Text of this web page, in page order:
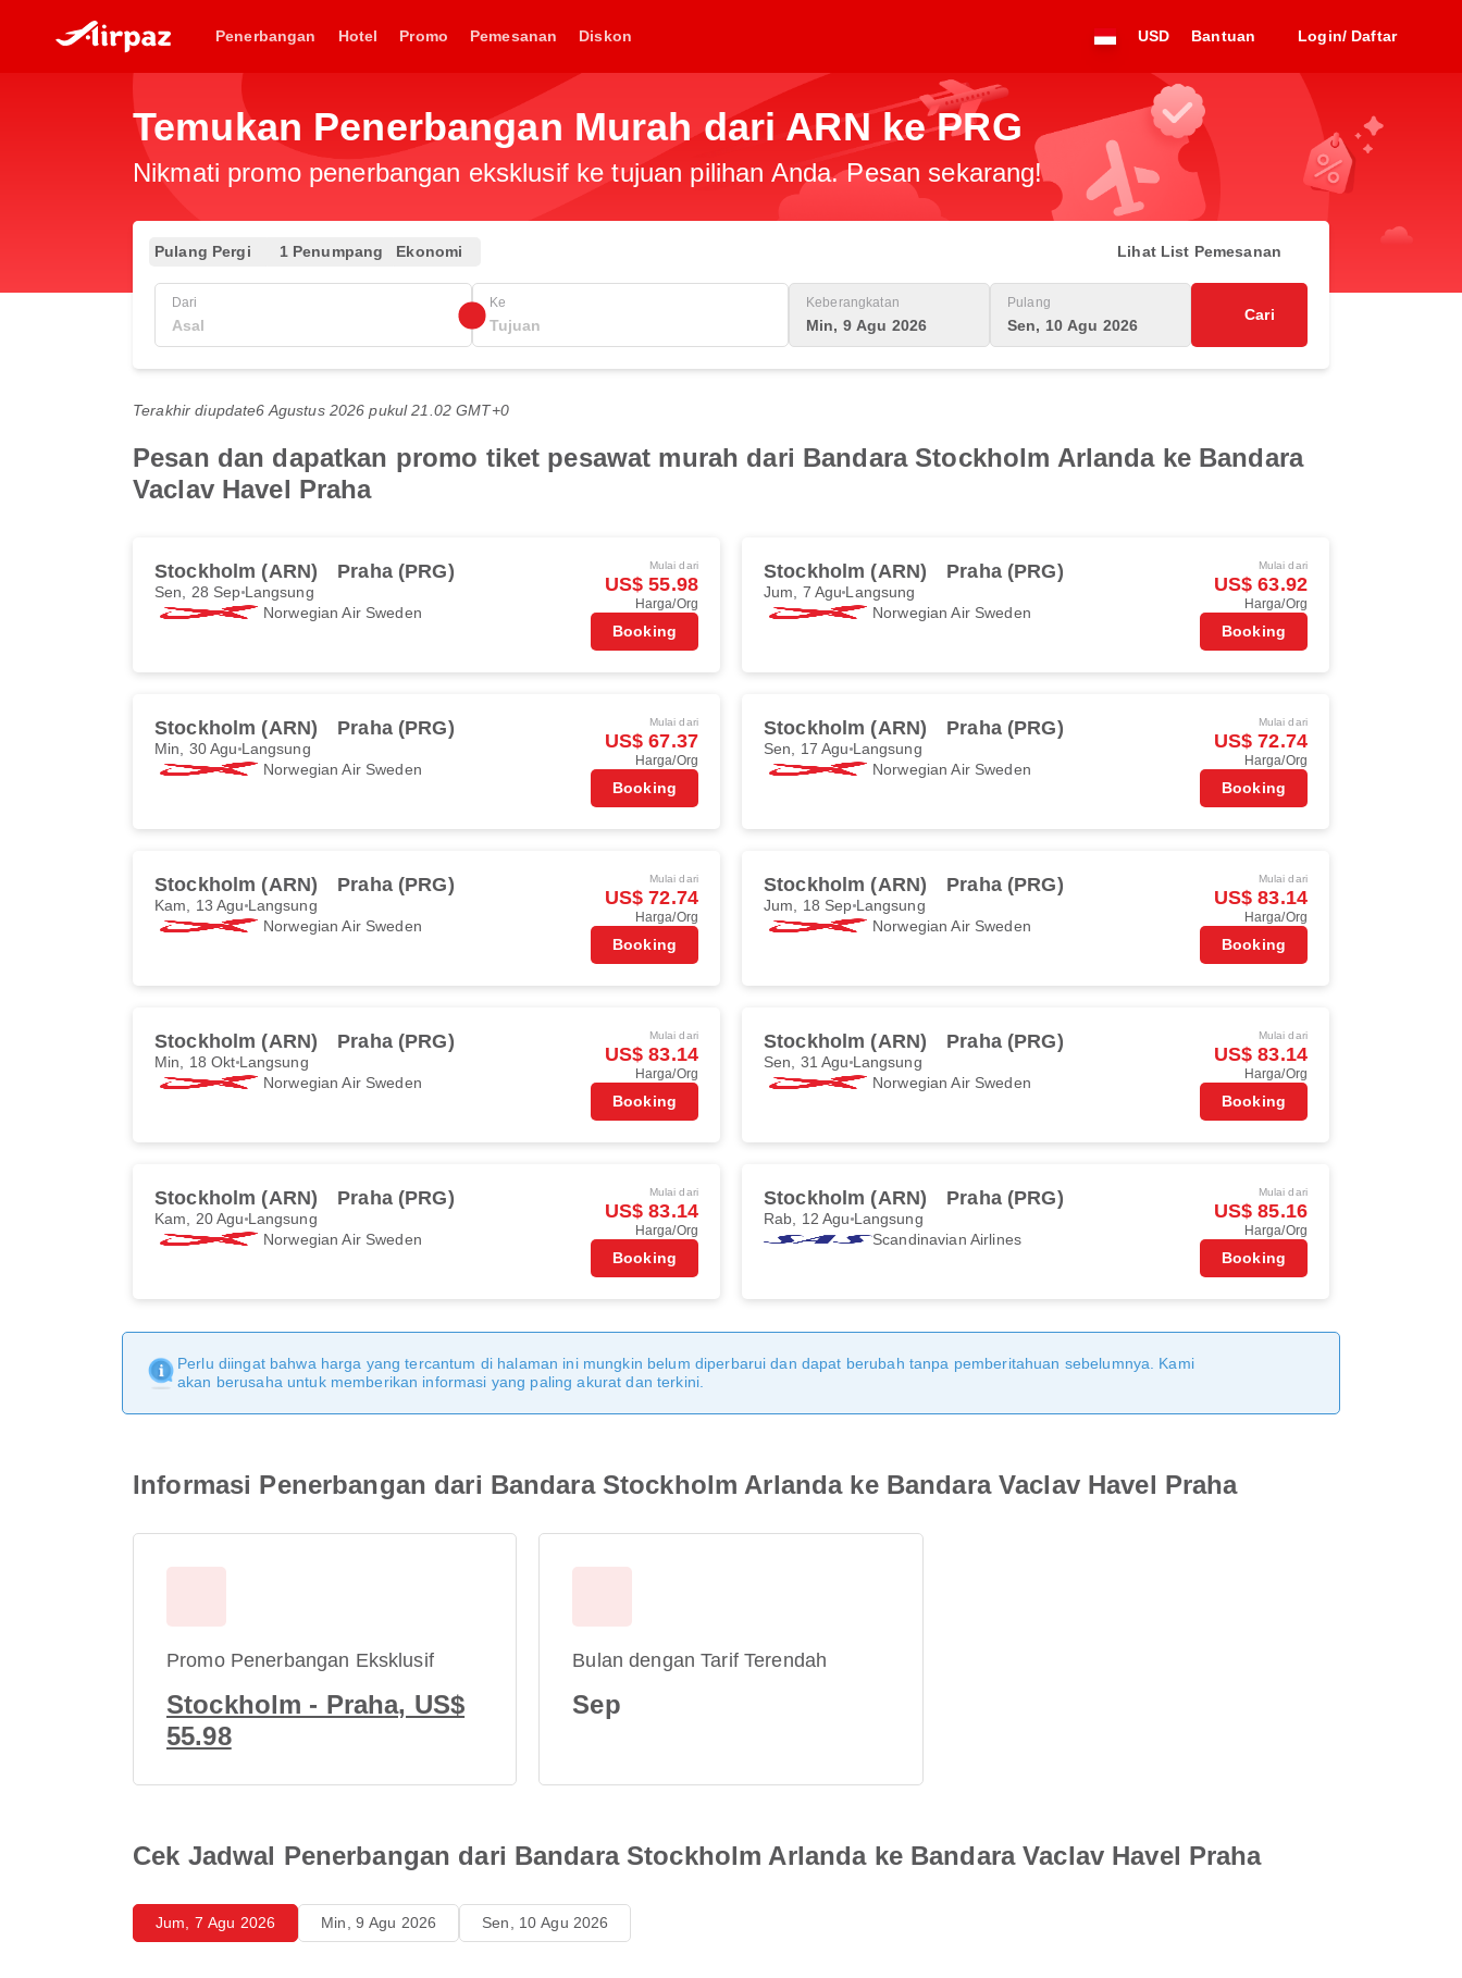
Penerbangan Hotel Promo Pemesanan Diskon USD Bantuan Login/ Daftar
Temukan Penerbangan Murah dari ARN ke PRG
Nikmati promo penerbangan eksklusif ke tujuan pilihan Anda. Pesan sekarang!
Pulang Pergi 1 Penumpang Ekonomi Lihat List Pemesanan
Dari Ke Keberangkatan
Min, 9 Agu 2026
Pulang
Sen, 10 Agu 2026
Cari
Terakhir diupdate6 Agustus 2026 pukul 21.02 GMT+0
Pesan dan dapatkan promo tiket pesawat murah dari Bandara Stockholm Arlanda ke Bandara
Vaclav Havel Praha
Stockholm (ARN) Praha (PRG)
Sen, 28 Sep Langsung
Norwegian Air Sweden
Mulai dari
US$ 55.98
Harga/Org
Booking
Stockholm (ARN) Praha (PRG)
Jum, 7 Agu Langsung
Norwegian Air Sweden
Mulai dari
US$ 63.92
Harga/Org
Booking
Stockholm (ARN) Praha (PRG)
Min, 30 Agu Langsung
Norwegian Air Sweden
Mulai dari
US$ 67.37
Harga/Org
Booking
Stockholm (ARN) Praha (PRG)
Sen, 17 Agu Langsung
Norwegian Air Sweden
Mulai dari
US$ 72.74
Harga/Org
Booking
Stockholm (ARN) Praha (PRG)
Kam, 13 Agu Langsung
Norwegian Air Sweden
Mulai dari
US$ 72.74
Harga/Org
Booking
Stockholm (ARN) Praha (PRG)
Jum, 18 Sep Langsung
Norwegian Air Sweden
Mulai dari
US$ 83.14
Harga/Org
Booking
Stockholm (ARN) Praha (PRG)
Min, 18 Okt Langsung
Norwegian Air Sweden
Mulai dari
US$ 83.14
Harga/Org
Booking
Stockholm (ARN) Praha (PRG)
Sen, 31 Agu Langsung
Norwegian Air Sweden
Mulai dari
US$ 83.14
Harga/Org
Booking
Stockholm (ARN) Praha (PRG)
Kam, 20 Agu Langsung
Norwegian Air Sweden
Mulai dari
US$ 83.14
Harga/Org
Booking
Stockholm (ARN) Praha (PRG)
Rab, 12 Agu Langsung
Scandinavian Airlines
Mulai dari
US$ 85.16
Harga/Org
Booking
Perlu diingat bahwa harga yang tercantum di halaman ini mungkin belum diperbarui dan dapat berubah tanpa pemberitahuan sebelumnya. Kami
akan berusaha untuk memberikan informasi yang paling akurat dan terkini.
Informasi Penerbangan dari Bandara Stockholm Arlanda ke Bandara Vaclav Havel Praha
Promo Penerbangan Eksklusif
Stockholm - Praha, US$
55.98
Bulan dengan Tarif Terendah
Sep
Cek Jadwal Penerbangan dari Bandara Stockholm Arlanda ke Bandara Vaclav Havel Praha
Jum, 7 Agu 2026 Min, 9 Agu 2026 Sen, 10 Agu 2026